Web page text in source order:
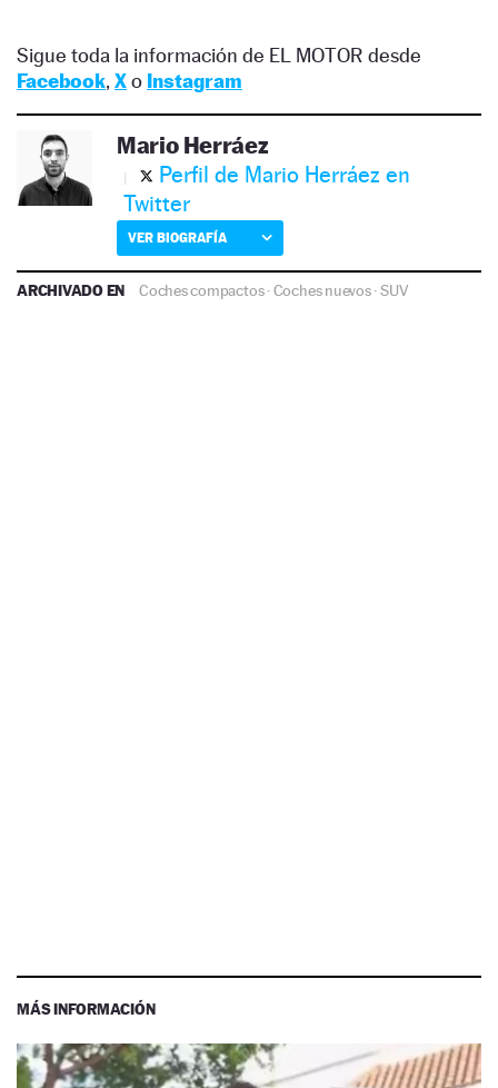
Sigue toda la información de EL MOTOR desde
Facebook, Xo Instagram
Mario Herráez
Perfil de Mario Herráez en
Twitter
VER BIOGRAFÍA
ARCHIVADO EN Coches compactos·Coches nuevos·SUV
MÁS INFORMACIÓN